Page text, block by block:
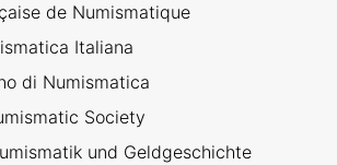
de Numismatique
Italiana
di Numismatica
Society
und Geldgeschichte